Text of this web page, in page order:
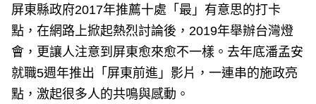
屏東縣政府2017年推薦十處「最」有意思的打卡
點，在網路上掀起熱烈討論後，2019年舉辦台灣燈
會，更讓人注意到屏東愈來愈不一樣。去年底潘孟安
就職5週年推出「屏東前進」影片，一連串的施政亮
點，激起很多人的共鳴與感動。